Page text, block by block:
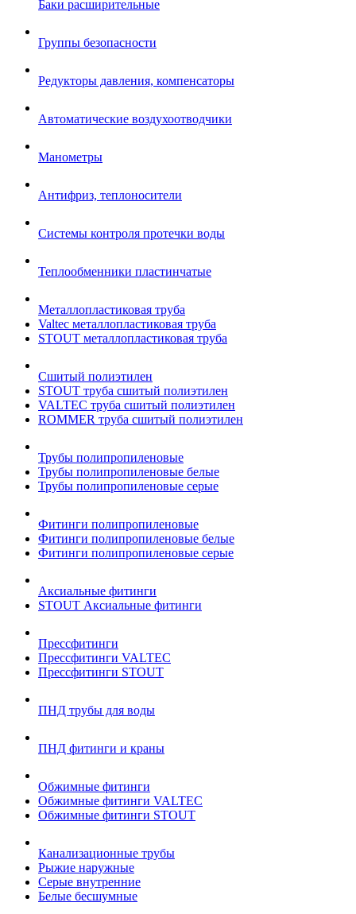
Баки расширительные
Группы безопасности
Редукторы давления, компенсаторы
Автоматические воздухоотводчики
Манометры
Антифриз, теплоносители
Системы контроля протечки воды
Теплообменники пластинчатые
Металлопластиковая труба
Valtec металлопластиковая труба
STOUT металлопластиковая труба
Сшитый полиэтилен
STOUT труба сшитый полиэтилен
VALTEC труба сшитый полиэтилен
ROMMER труба сшитый полиэтилен
Трубы полипропиленовые
Трубы полипропиленовые белые
Трубы полипропиленовые серые
Фитинги полипропиленовые
Фитинги полипропиленовые белые
Фитинги полипропиленовые серые
Аксиальные фитинги
STOUT Аксиальные фитинги
Прессфитинги
Прессфитинги VALTEC
Прессфитинги STOUT
ПНД трубы для воды
ПНД фитинги и краны
Обжимные фитинги
Обжимные фитинги VALTEC
Обжимные фитинги STOUT
Канализационные трубы
Рыжие наружные
Серые внутренние
Белые бесшумные